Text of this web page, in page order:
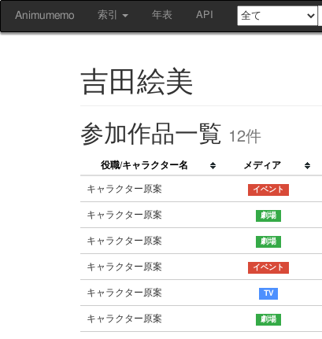
Animumemo 索引 年表 API
吉田絵美
参加作品一覧 12件
役職/キャラクター名 メディア
キャラクター原案
キャラクター原案
キャラクター原案
キャラクター原案
キャラクター原案
キャラクター原案